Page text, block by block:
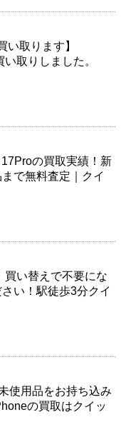
い取ります】
取りしました。
17Proの買取実績！新
で無料査定｜クイ
買い替えで不要にな
い！駅徒歩3分クイ
使用品をお持ち込み
の買取はクイッ